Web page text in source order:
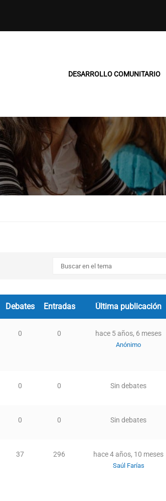
DESARROLLO COMUNITARIO
Debates Entradas Última publicación
0 0 hace 5 años, 6 meses
Anónimo
0 0 Sin debates
0 0 Sin debates
37 296 hace 4 años, 10 meses
Saúl Farías